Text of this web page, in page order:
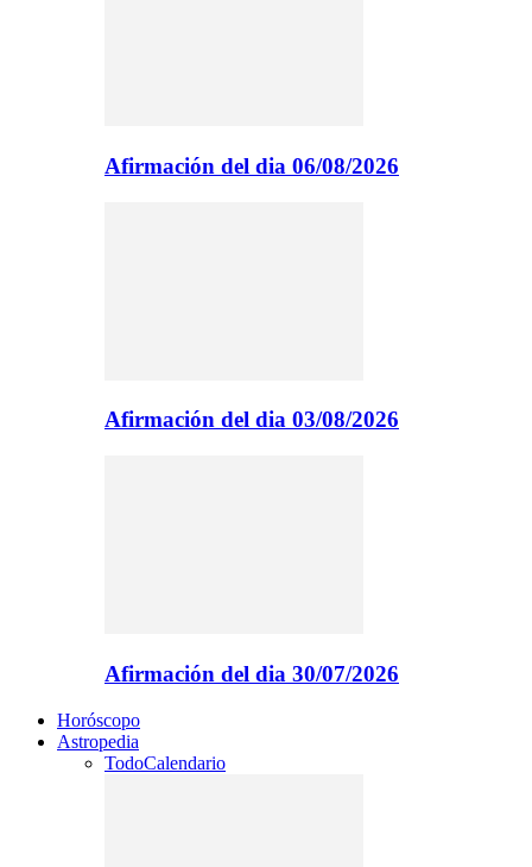
Afirmación del dia 06/08/2026
Afirmación del dia 03/08/2026
Afirmación del dia 30/07/2026
Horóscopo
Astropedia
TodoCalendario